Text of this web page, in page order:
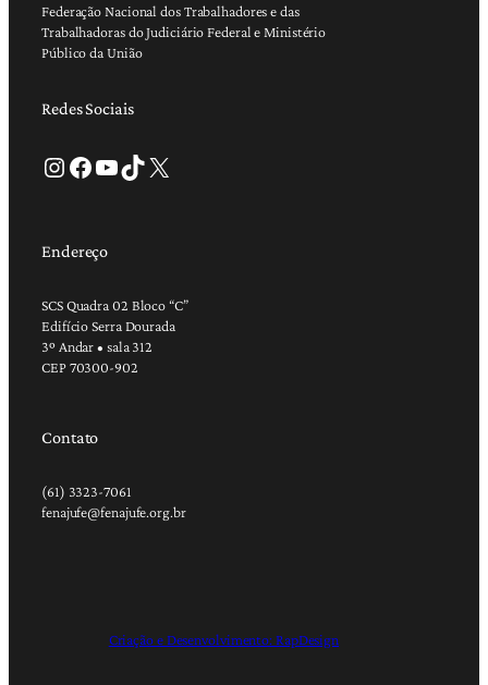
Federação Nacional dos Trabalhadores e das
Trabalhadoras do Judiciário Federal e Ministério
Público da União
Redes Sociais
Instagram Facebook Youtube TikTok X
Endereço
SCS Quadra 02 Bloco “C”
Edifício Serra Dourada
3º Andar • sala 312
CEP 70300-902
Contato
(61) 3323-7061
fenajufe@fenajufe.org.br
Criação e Desenvolvimento: RapDesign